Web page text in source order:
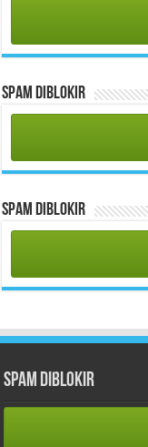
Spam Diblokir
Spam Diblokir
Spam Diblokir